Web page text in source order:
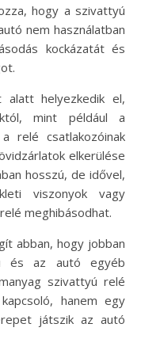
hogy a szivattyú
nem használatban
kockázatát és
alatt helyezkedik el,
mint például a
relé csatlakozóinak
elkerülése
hosszú, de idővel,
viszonyok vagy
meghibásodhat.
abban, hogy jobban
és az autó egyéb
szivattyú relé
hanem egy
játszik az autó